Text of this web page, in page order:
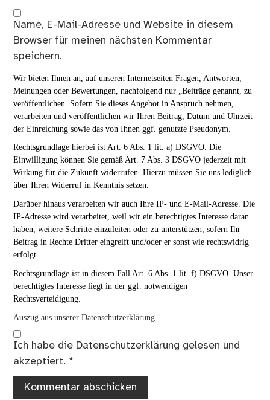
Name, E-Mail-Adresse und Website in diesem
Browser für meinen nächsten Kommentar
speichern.
Wir bieten Ihnen an, auf unseren Internetseiten Fragen, Antworten,
Meinungen oder Bewertungen, nachfolgend nur „Beiträge genannt, zu
veröffentlichen. Sofern Sie dieses Angebot in Anspruch nehmen,
verarbeiten und veröffentlichen wir Ihren Beitrag, Datum und Uhrzeit
der Einreichung sowie das von Ihnen ggf. genutzte Pseudonym.
Rechtsgrundlage hierbei ist Art. 6 Abs. 1 lit. a) DSGVO. Die
Einwilligung können Sie gemäß Art. 7 Abs. 3 DSGVO jederzeit mit
Wirkung für die Zukunft widerrufen. Hierzu müssen Sie uns lediglich
über Ihren Widerruf in Kenntnis setzen.
Darüber hinaus verarbeiten wir auch Ihre IP- und E-Mail-Adresse. Die
IP-Adresse wird verarbeitet, weil wir ein berechtigtes Interesse daran
haben, weitere Schritte einzuleiten oder zu unterstützen, sofern Ihr
Beitrag in Rechte Dritter eingreift und/oder er sonst wie rechtswidrig
erfolgt.
Rechtsgrundlage ist in diesem Fall Art. 6 Abs. 1 lit. f) DSGVO. Unser
berechtigtes Interesse liegt in der ggf. notwendigen
Rechtsverteidigung.
Auszug aus unserer Datenschutzerklärung.
Ich habe die Datenschutzerklärung gelesen und
akzeptiert. *